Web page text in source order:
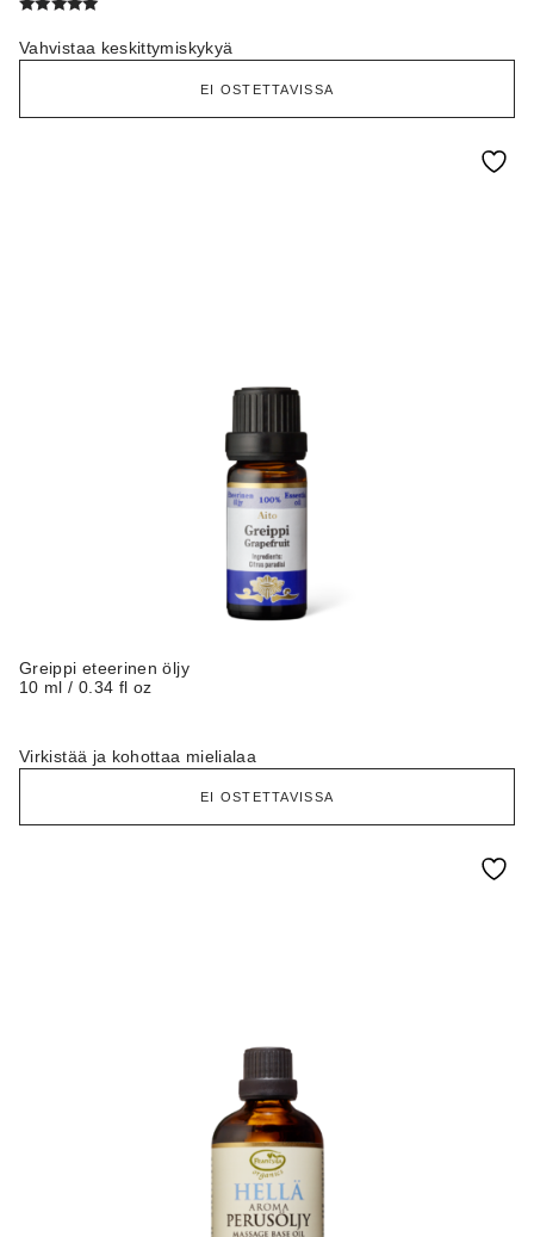
tuotteesta:
5.00/ 5
Vahvistaa keskittymiskykyä
EI OSTETTAVISSA
Greippi eteerinen öljy
10 ml / 0.34 fl oz
Virkistää ja kohottaa mielialaa
EI OSTETTAVISSA